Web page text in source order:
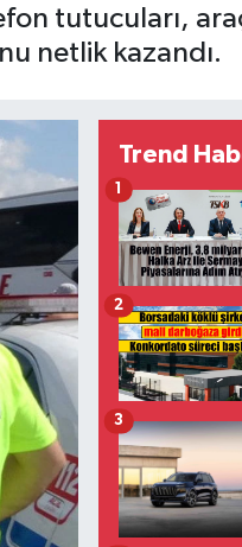
tutucuları,
netlik kazandı.
Trend
2
3